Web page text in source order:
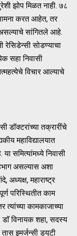
झोप मिळत नाही. ७८
करत आहेत, तर
सांगितले आहे.
रेसिडेन्सी सोडण्याचा
सहा निवासी
विचार आल्याचे
डॉक्टरांच्या तक्रारींचे
महाविद्यालयात
समित्यांमध्ये निवासी
असल्यास अशा
अध्यक्ष, महाराष्ट्र
परिस्थितीत काम
कामकाजाच्या
विनायक शहा, सदस्य
इमर्जन्सी ड्युटी